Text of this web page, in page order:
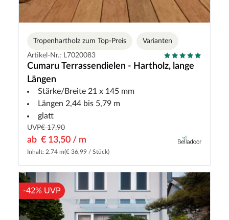
Tropenhartholz zum Top-Preis
Varianten
Artikel-Nr.: L7020083
Cumaru Terrassendielen - Hartholz, lange
Längen
Stärke/Breite 21 x 145 mm
Längen 2,44 bis 5,79 m
glatt
UVP€ 17,90
ab € 13,50 / m
Inhalt: 2.74 m(€ 36,99 / Stück)
-42% UVP